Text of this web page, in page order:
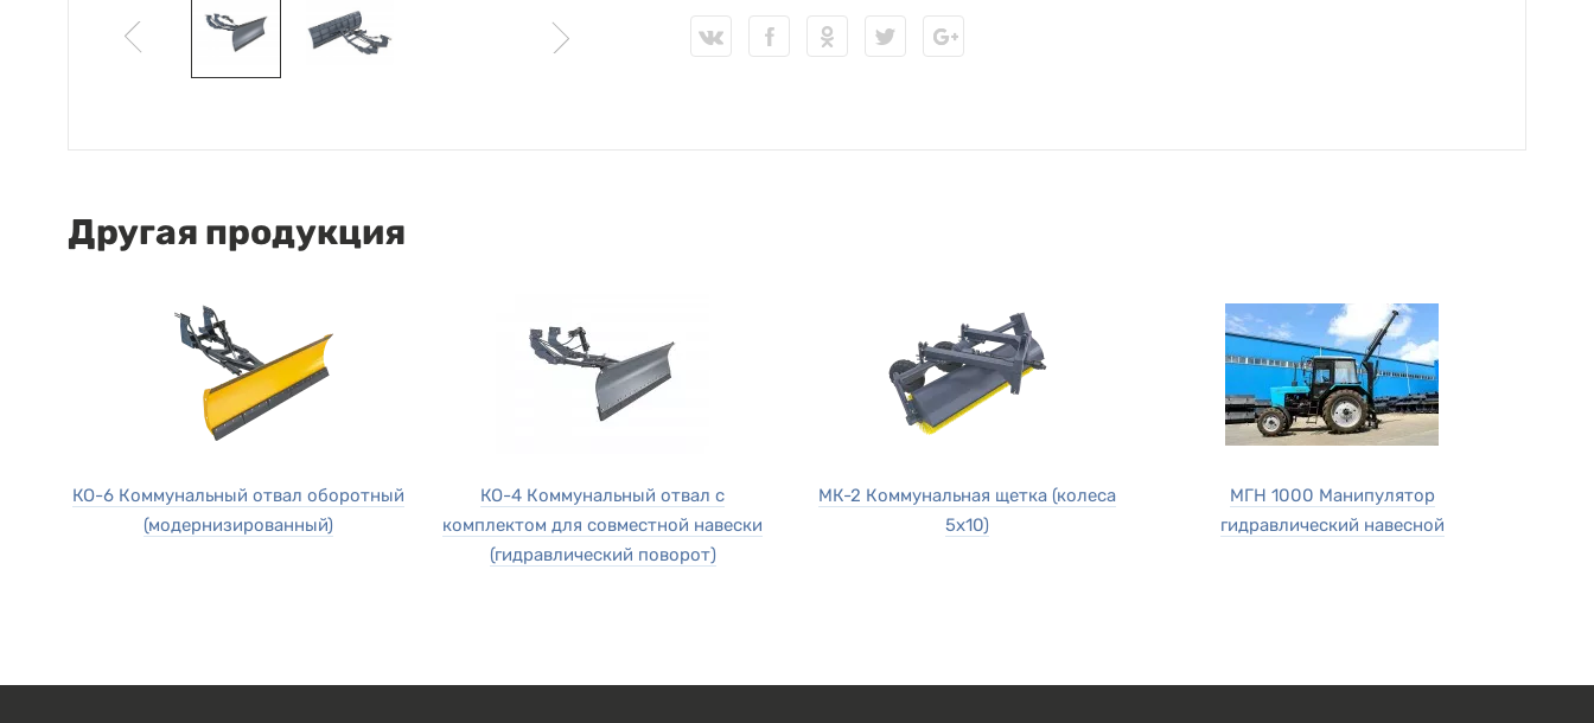
Другая продукция
КО-6 Коммунальный отвал оборотный
(модернизированный)
КО-4 Коммунальный отвал c
комплектом для совместной навески
(гидравлический поворот)
МК-2 Коммунальная щетка (колеса
5х10)
МГН 1000 Манипулятор
гидравлический навесной